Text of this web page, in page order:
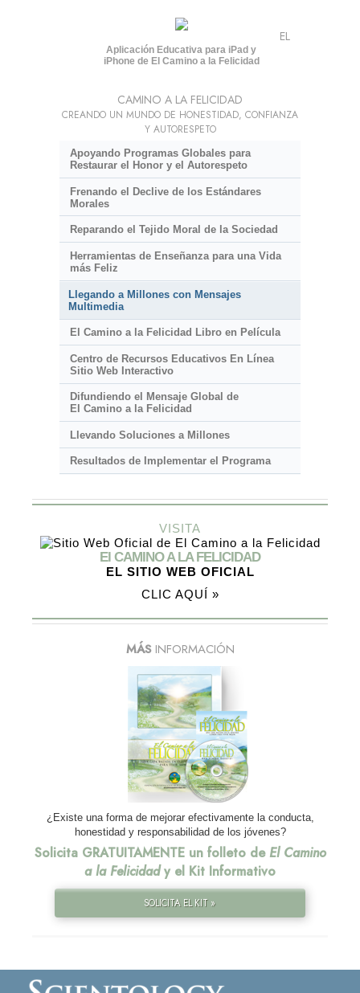
Aplicación Educativa para iPad y
iPhone de El Camino a la Felicidad
EL
CAMINO A LA FELICIDAD
CREANDO UN MUNDO DE HONESTIDAD, CONFIANZA
Y AUTORESPETO
Apoyando Programas Globales para
Restaurar el Honor y el Autorespeto
Frenando el Declive de los Estándares
Morales
Reparando el Tejido Moral de la Sociedad
Herramientas de Enseñanza para una Vida
más Feliz
Llegando a Millones con Mensajes
Multimedia
El Camino a la Felicidad Libro en Película
Centro de Recursos Educativos En Línea
Sitio Web Interactivo
Difundiendo el Mensaje Global de
El Camino a la Felicidad
Llevando Soluciones a Millones
Resultados de Implementar el Programa
VISITA
El CAMINO A LA FELICIDAD
EL SITIO WEB OFICIAL
CLIC AQUÍ »
MÁSINFORMACIÓN
¿Existe una forma de mejorar efectivamente la conducta,
honestidad y responsabilidad de los jóvenes?
Solicita GRATUITAMENTE un folleto de El Camino
a la Felicidady el Kit Informativo
SOLICITA EL KIT »